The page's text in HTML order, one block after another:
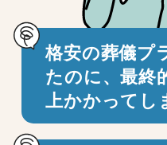
格安の葬儀プ
たのに、最終
上かかってし